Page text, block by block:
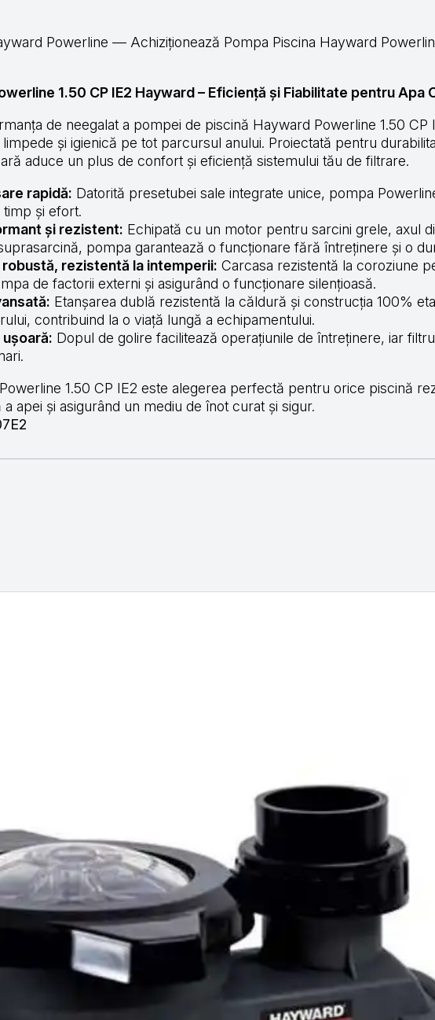
Powerline — Achiziționează Pompa Piscina Hayward
1.50 CP IE2 Hayward – Eficiență și Fiabilitate pentru Apa
de neegalat a pompei de piscină Hayward Powerline 1.50 CP
limpede și igienică pe tot parcursul anului. Proiectată pentru
aduce un plus de confort și eficiență sistemului tău de filtrare.
rapidă: Datorită presetubei sale integrate unice, pompa
și efort.
și rezistent: Echipată cu un motor pentru sarcini grele, axul
pompa garantează o funcționare fără întreținere și o
rezistentă la intemperii: Carcasa rezistentă la coroziune
de factorii externi și asigurând o funcționare silențioasă.
Etanșarea dublă rezistentă la căldură și construcția 100%
contribuind la o viață lungă a echipamentului.
Dopul de golire facilitează operațiunile de întreținere, iar
1.50 CP IE2 este alegerea perfectă pentru orice piscină
apei și asigurând un mediu de înot curat și sigur.